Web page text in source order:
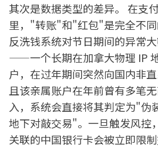
其次是数据类型的差异。 在支
里，"转账"和"红包"是完全不
反洗钱系统对节日期间的异常
——一个长期在加拿大物理 IP
户，在过年期间突然向国内非直
且该亲属账户在年前曾有多笔
入，系统会直接将其判定为"伪
地下对敲交易"。一旦触发风控
关联的中国银行卡会被立即限制